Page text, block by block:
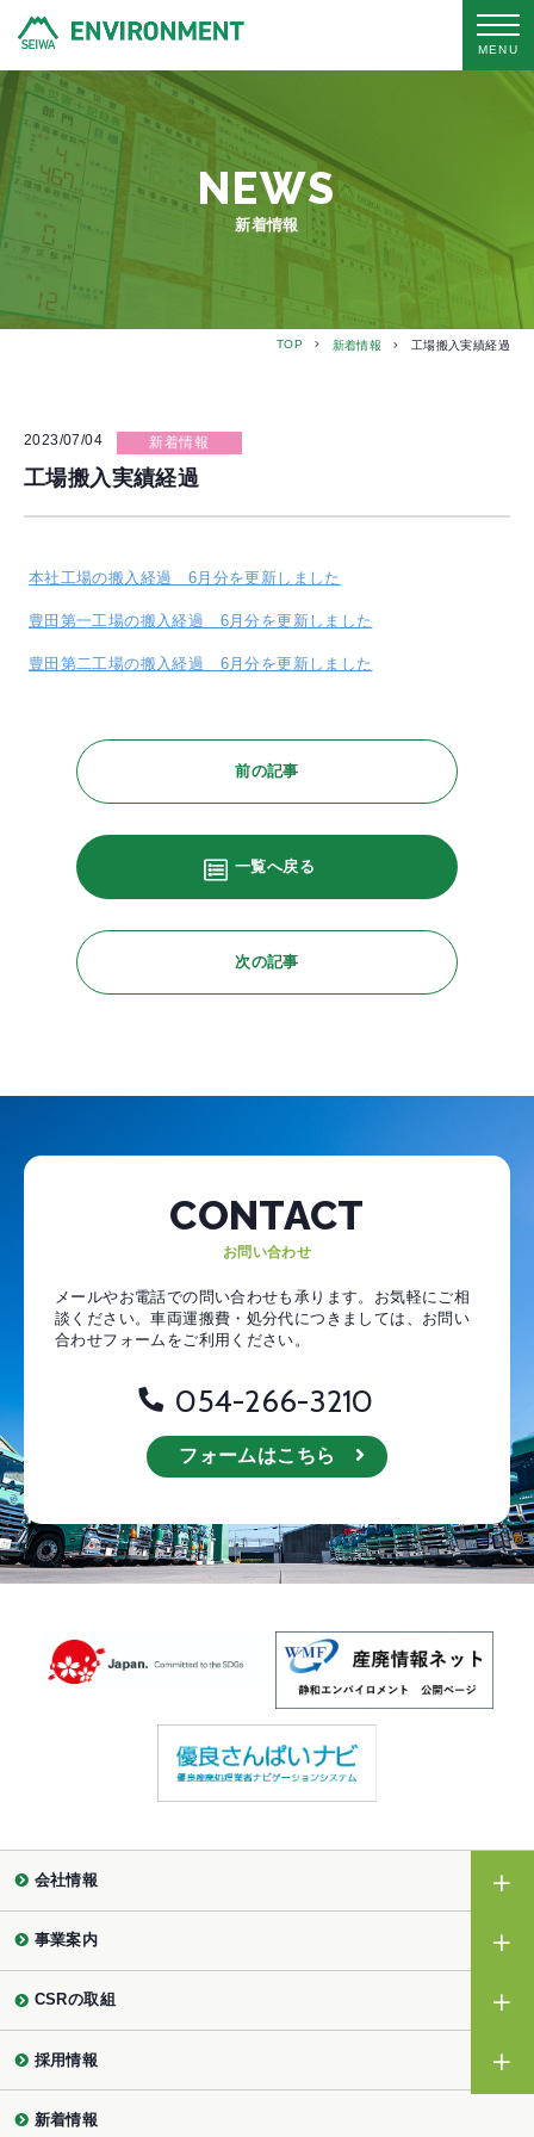
MENU
NEWS
新着情報
TOP 新着情報 工場搬入実績経過
2023/07/04 新着情報
工場搬入実績経過
本社工場の搬入経過 6月分を更新しました
豊田第一工場の搬入経過 6月分を更新しました
豊田第二工場の搬入経過 6月分を更新しました
前の記事
一覧へ戻る
次の記事
CONTACT
お問い合わせ
メールやお電話での問い合わせも承ります。お気軽にご相
談ください。車両運搬費・処分代につきましては、お問い
合わせフォームをご利用ください。
054-266-3210
フォームはこちら
会社情報
事業案内
CSRの取組
採用情報
新着情報